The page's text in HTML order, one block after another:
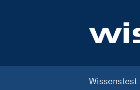
navigation
Wissenstest